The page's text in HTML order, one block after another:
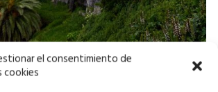
el consentimiento de
cookies